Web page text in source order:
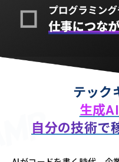
テック
生成
自分の技術で